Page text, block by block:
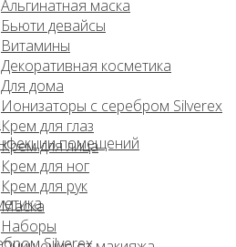
Альгинатная маска
Бьюти девайсы
Витамины
Декоративная косметика
Для дома
Ионизаторы с серебром Silverex
Крем для глаз
Крем для лица
Крем для ног
Крем для рук
Маска
Наборы
помещений